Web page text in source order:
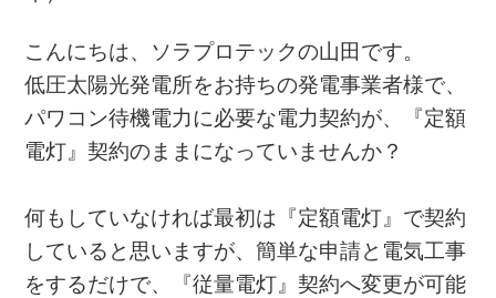
こんにちは、ソラプロテックの山田です。
低圧太陽光発電所をお持ちの発電事業者様で、
パワコン待機電力に必要な電力契約が、『定額
電灯』契約のままになっていませんか？
何もしていなければ最初は『定額電灯』で契約
していると思いますが、簡単な申請と電気工事
をするだけで、『従量電灯』契約へ変更が可能